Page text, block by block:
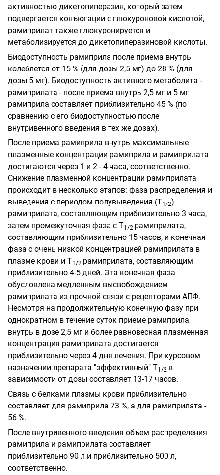
активностью дикетопиперазин, который затем
подвергается конъюгации с глюкуроновой кислотой,
рамиприлат также глюкуронируется и
метаболизируется до дикетопиперазиновой кислоты.
Биодоступность рамиприла после приема внутрь
колеблется от 15 % (для дозы 2,5 мг) до 28 % (для
дозы 5 мг). Биодоступность активного метаболита -
рамиприлата - после приема внутрь 2,5 мг и 5 мг
рамиприла составляет приблизительно 45 % (по
сравнению с его биодоступностью после
внутривенного введения в тех же дозах).
После приема рамиприла внутрь максимальные
плазменные концентрации рамиприла и рамиприлата
достигаются через 1 и 2 - 4 часа, соответственно.
Снижение плазменной концентрации рамиприлата
происходит в несколько этапов: фаза распределения и
выведения с периодом полувыведения (Т1/2)
рамиприлата, составляющим приблизительно 3 часа,
затем промежуточная фаза с Т1/2 рамиприлата,
составляющим приблизительно 15 часов, и конечная
фаза с очень низкой концентрацией рамиприлата в
плазме крови и Т1/2 рамиприлата, составляющим
приблизительно 4-5 дней. Эта конечная фаза
обусловлена медленным высвобождением
рамиприлата из прочной связи с рецепторами АПФ.
Несмотря на продолжительную конечную фазу при
однократном в течение суток приеме рамиприла
внутрь в дозе 2,5 мг и более равновесная плазменная
концентрация рамиприлата достигается
приблизительно через 4 дня лечения. При курсовом
назначении препарата "эффективный" Т1/2 в
зависимости от дозы составляет 13-17 часов.
Связь с белками плазмы крови приблизительно
составляет для рамиприла 73 %, а для рамиприлата -
56 %.
После внутривенного введения объем распределения
рамиприла и рамиприлата составляет
приблизительно 90 л и приблизительно 500 л,
соответственно.